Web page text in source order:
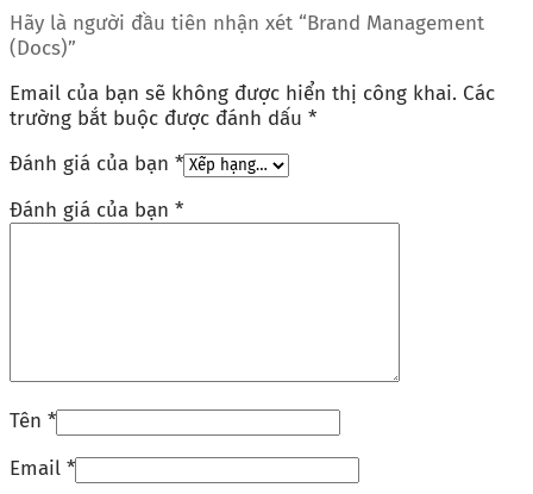
Hãy là người đầu tiên nhận xét “Brand Management
(Docs)”
Email của bạn sẽ không được hiển thị công khai. Các
trường bắt buộc được đánh dấu *
Đánh giá của bạn *
Đánh giá của bạn *
Tên *
Email *